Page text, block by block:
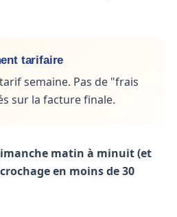
tarifaire
semaine. Pas de "frais
sur la facture finale.
matin à minuit (et
en moins de 30